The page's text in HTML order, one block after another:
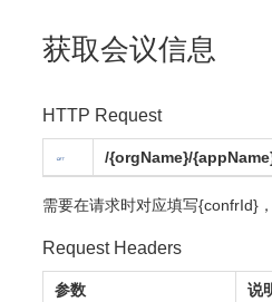
获取会议信息
HTTP Request
/{orgName}/
需要在请求时对应填写{confrId}
Request Headers
参数 说